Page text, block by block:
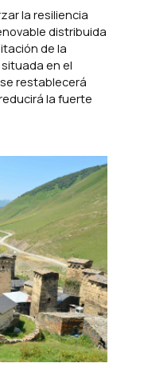
la resiliencia
distribuida
de la
en el
restablecerá
la fuerte